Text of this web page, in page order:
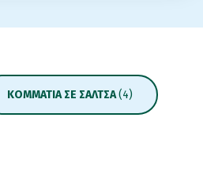
ΚΟΜΜΆΤΙΑ ΣΕ ΣΆΛΤΣΑ(4)